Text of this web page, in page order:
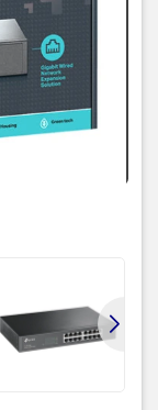
sáng tạo giúp
MDI/MDIX và
chi phí thấp, dễ sử
mạng cũ lên hệ
trợ auto MDI/MDIX,
cắm và sử dụng.
tạo, TL-
và 80% vật liệu